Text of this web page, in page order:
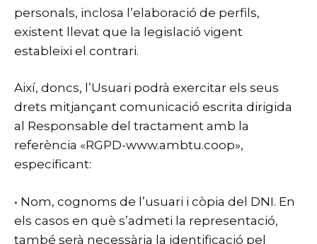
personals, inclosa l’elaboració de perfils,
existent llevat que la legislació vigent
estableixi el contrari.
Així, doncs, l’Usuari podrà exercitar els seus
drets mitjançant comunicació escrita dirigida
al Responsable del tractament amb la
referència «RGPD-www.ambtu.coop»,
especificant:
• Nom, cognoms de l’usuari i còpia del DNI. En
els casos en què s’admeti la representació,
també serà necessària la identificació pel